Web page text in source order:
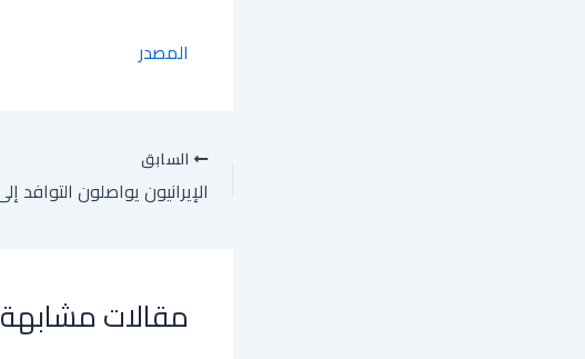
المصدر
السابق
مقالات مشابهة